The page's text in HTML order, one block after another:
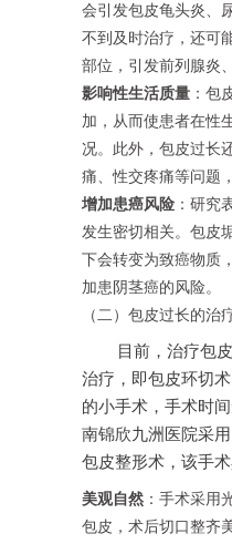
会引发包皮龟头炎、
不到及时治疗，还可
部位，引发前列腺炎
影响性生活质量 ：包
加，从而使患者在性
况。此外，包皮过长
痛、性交疼痛等问题
增加患癌风险 ：研究
发生密切相关。包皮
下会转变为致癌物质
加患阴茎癌的风险。
（二）包皮过长的治
目前，治疗包
治疗，即包皮环切
的小手术，手术时
南锦欣九洲医院采
包皮整形术，该手
美观自然 ：手术采用
包皮，术后切口整齐